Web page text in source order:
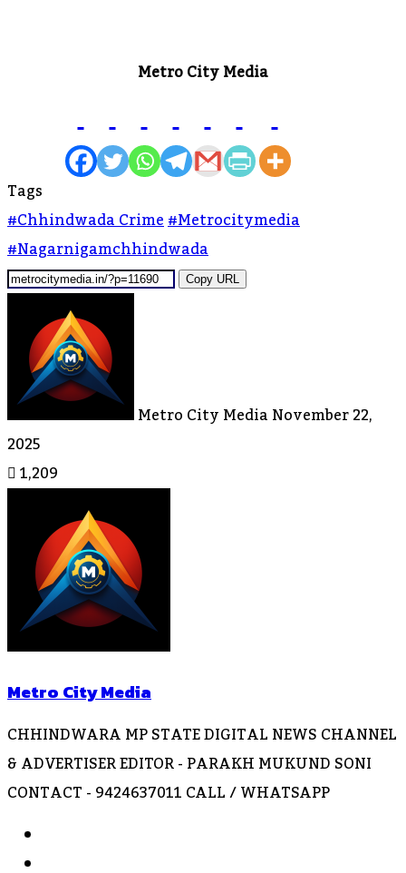
Metro City Media
Tags
#Chhindwada Crime#metrocitymedia
#nagarnigamchhindwada
Copy URL
Metro City MediaNovember 22,
2025
1,209
Metro City Media
CHHINDWARA MP STATE DIGITAL NEWS CHANNEL
& ADVERTISER EDITOR - PARAKH MUKUND SONI
CONTACT - 9424637011 CALL / WHATSAPP